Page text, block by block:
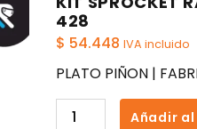
428
$ 54.448 IVA incluido
PLATO PIÑON |
KIT
Añadir